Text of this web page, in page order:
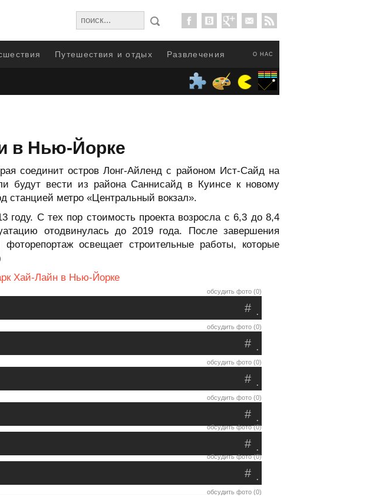
О НАС
Путешествия и отдых Развлечения
в Нью-Йорке
соединит остров Лонг-Айленд с районом Ист-Сайд на
будут вести из района Саннисайд в Куинсе к новому
станцией метро «Центральный вокзал».
году. С тех пор стоимость проекта возросла с 6,3 до 8,4
отодвинулась до 2019 года. После завершения
освещает строительные работы, которые
Хай-Лайн в Нью-Йорке
обсудить фото (0)
.
#
обсудить фото (0)
.
#
обсудить фото (0)
.
#
обсудить фото (0)
.
#
обсудить фото (0)
.
#
обсудить фото (0)
.
#
обсудить фото (0)